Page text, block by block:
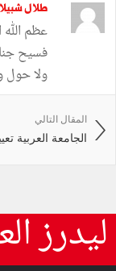
طلال
عظم
فسيح
ولا حول
المقال التالي
الجامعة العربية
ليدرز